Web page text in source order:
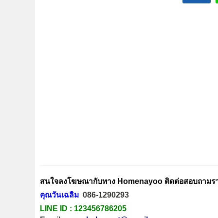
สนใจลงโฆษณากับทาง Homenayoo ติดต่อสอบถามร
คุณวันเฉลิม 086-1290293
LINE ID : 123456786205